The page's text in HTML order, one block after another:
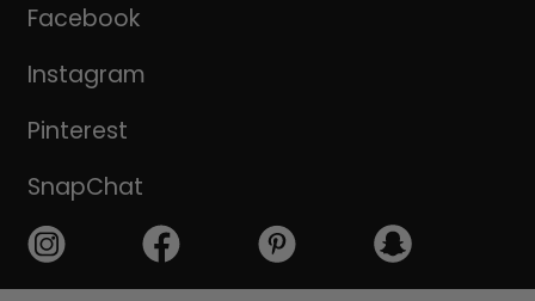
Facebook
Instagram
Pinterest
SnapChat